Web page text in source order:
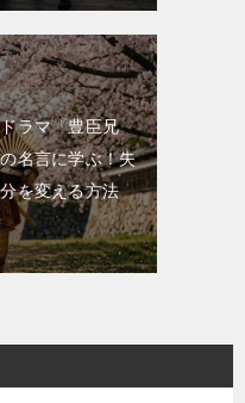
ラマ『豊臣兄
名言に学ぶ！失
を変える方法